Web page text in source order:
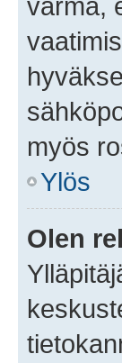
myös
Ylös
Olen